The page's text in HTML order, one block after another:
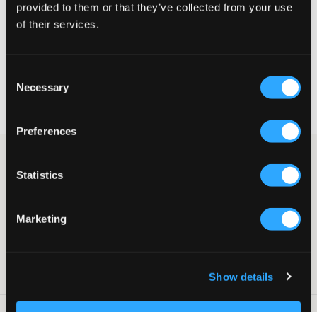
provided to them or that they’ve collected from your use
of their services.
Selection
Necessary
Preferences
Statistics
Marketing
Show details
STØRRELSESGUIDE
Hurtig levering
9 cm. Dette er en af vinterens største skotrends.
Skaftets højde: 9 cm